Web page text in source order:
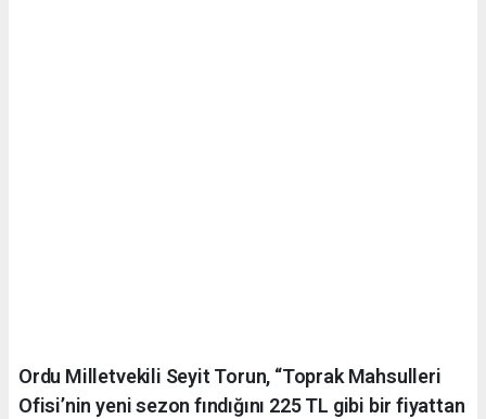
Ordu Milletvekili Seyit Torun, “Toprak Mahsulleri
Ofisi’nin yeni sezon fındığını 225 TL gibi bir fiyattan